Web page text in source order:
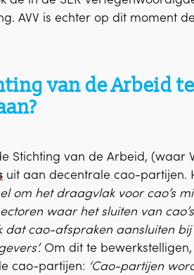
AVV is echter op dit moment
van de Arbeid
Stichting van de Arbeid, (waar
uit aan decentrale cao-partijen.
om het draagvlak voor cao’s
waar het sluiten van
dat cao-afspraken aansluiten
Om dit te
cao-partijen: ‘Cao-partijen